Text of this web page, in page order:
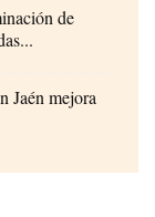
de
Jaén mejora